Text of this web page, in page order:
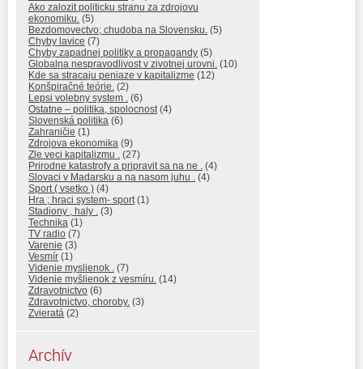
Ako zalozit politicku stranu za zdrojovu
ekonomiku. (5)
Bezdomovectvo; chudoba na Slovensku. (5)
Chyby lavice (7)
Chyby zapadnej politiky a propagandy (5)
Globalna nespravodlivost v zivotnej urovni. (10)
Kde sa stracaju peniaze v kapitalizme (12)
Konšpiračné teórie. (2)
Lepsi volebny system . (6)
Ostatne – politika, spolocnost(4)
Slovenská politika (6)
Zahraničie (1)
Zdrojova ekonomika (9)
Zle veci kapitalizmu . (27)
Prirodne katastrofy a pripravit sa na ne . (4)
Slovaci v Madarsku a na nasom juhu . (4)
Sport ( vsetko ) (4)
Hra ; hraci system- sport(1)
Stadiony , haly . (3)
Technika (1)
TV radio (7)
Varenie (3)
Vesmír (1)
Videnie myslienok . (7)
Videnie myšlienok z vesmíru. (14)
Zdravotnictvo (6)
Zdravotnictvo, choroby. (3)
Zvieratá (2)
Archív